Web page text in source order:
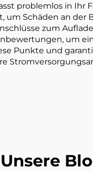
problemlos in Ihr
Schäden an
zum
um
Punkte und
Unsere